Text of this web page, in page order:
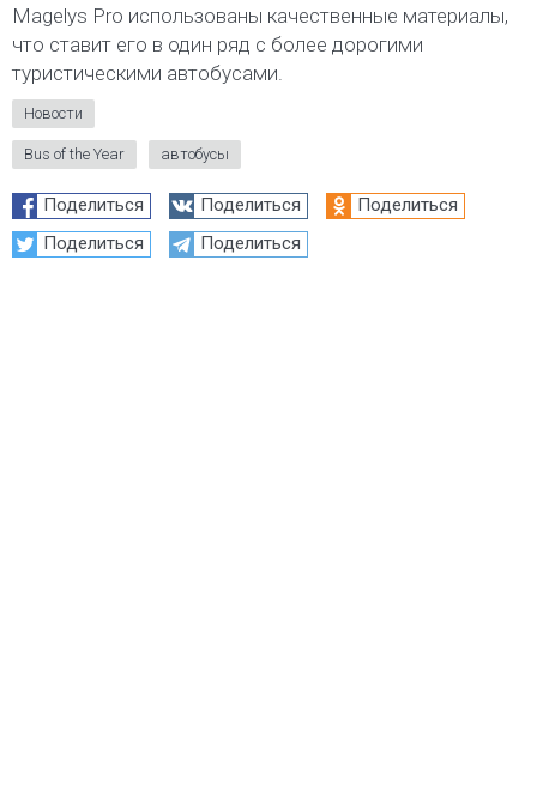
Magelys Pro использованы качественные материалы,
что ставит его в один ряд с более дорогими
туристическими автобусами.
Новости
Bus of the Year автобусы
Поделиться Поделиться
Поделиться
Поделиться
Поделиться